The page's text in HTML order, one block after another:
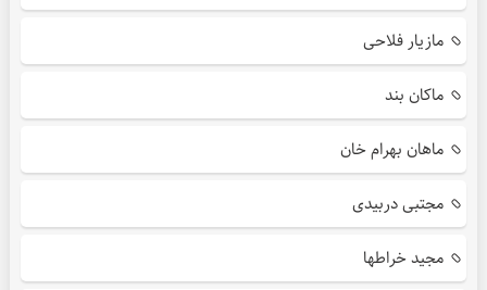
مازیار فلاحی
ماکان بند
ماهان بهرام خان
مجتبی دربیدی
مجید خراطها